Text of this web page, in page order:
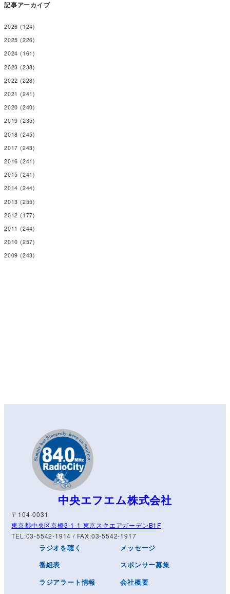
記事アーカイブ
2026 (124)
2025 (226)
2024 (161)
2023 (238)
2022 (228)
2021 (241)
2020 (240)
2019 (235)
2018 (245)
2017 (243)
2016 (241)
2015 (241)
2014 (244)
2013 (255)
2012 (177)
2011 (244)
2010 (257)
2009 (243)
中央エフエム株式会社
〒104-0031
東京都中央区京橋3-1-1 東京スクエアガーデンB1F
TEL:03-5542-1914 / FAX:03-5542-1917
ラジオを聴く
番組表
ラジアラート情報
メッセージ
スポンサー募集
会社概要